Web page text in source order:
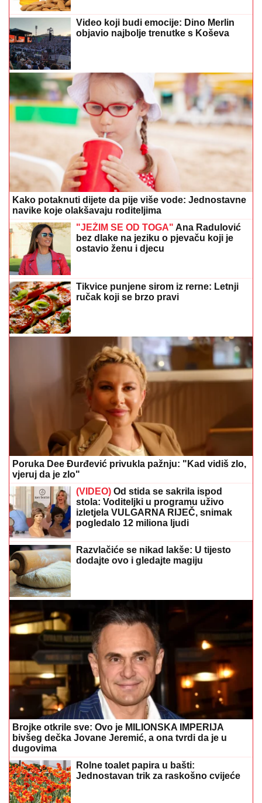
Video koji budi emocije: Dino Merlin
objavio najbolje trenutke s Koševa
Kako potaknuti dijete da pije više vode: Jednostavne
navike koje olakšavaju roditeljima
"JEŽIM SE OD TOGA" Ana Radulović
bez dlake na jeziku o pjevaču koji je
ostavio ženu i djecu
Tikvice punjene sirom iz rerne: Letnji
ručak koji se brzo pravi
Poruka Dee Đurđević privukla pažnju: "Kad vidiš zlo,
vjeruj da je zlo"
(VIDEO) Od stida se sakrila ispod
stola: Voditeljki u programu uživo
izletjela VULGARNA RIJEČ, snimak
pogledalo 12 miliona ljudi
Razvlačiće se nikad lakše: U tijesto
dodajte ovo i gledajte magiju
Brojke otkrile sve: Ovo je MILIONSKA IMPERIJA
bivšeg dečka Jovane Jeremić, a ona tvrdi da je u
dugovima
Rolne toalet papira u bašti:
Jednostavan trik za raskošno cvijeće